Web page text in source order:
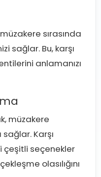
sırasında
sağlar. Bu, karşı
anlamanızı
müzakere
Karşı
çeşitli seçenekler
olasılığını